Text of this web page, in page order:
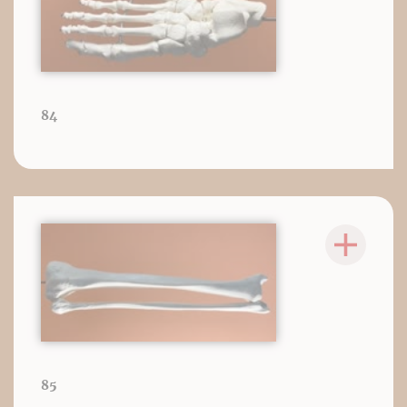
84
85